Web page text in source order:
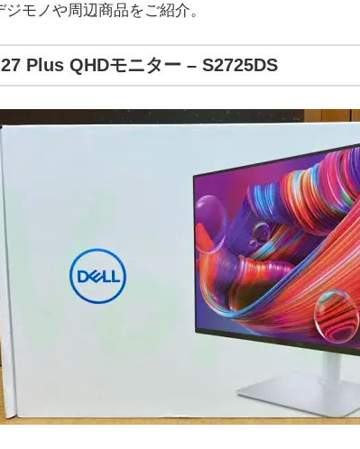
モノや周辺商品をご紹介。
Plus QHDモニター – S2725DS